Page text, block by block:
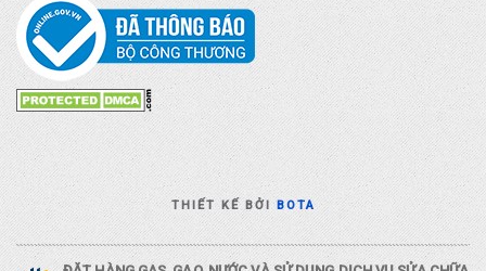
THIẾT KẾ BỞIBOTA